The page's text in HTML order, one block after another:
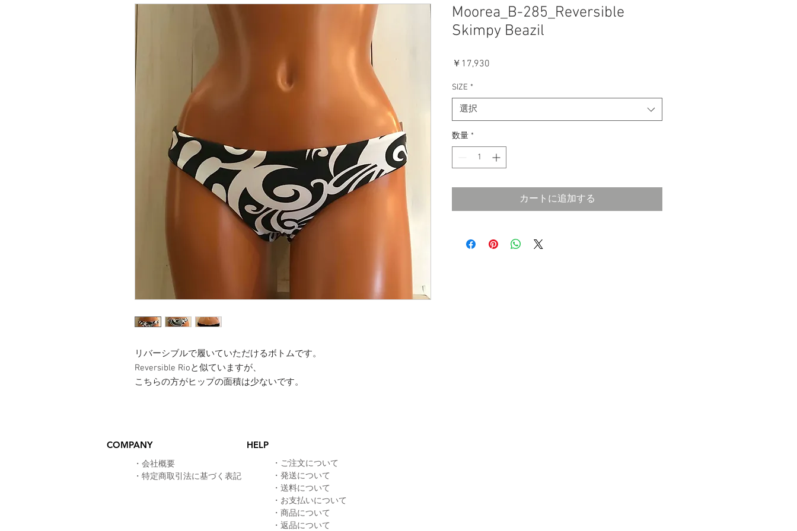
リバーシブルで履いていただけるボトムです。
Reversible Rioと似ていますが、
こちらの方がヒップの面積は少ないです。
Moorea_B-285_Reversible
Skimpy Beazil
￥17,930
SIZE *
選択
数量 *
カートに追加する
COMPANY HELP
​・ 会社概要
・ 特定商取引法に基づく表記
・ ご注文について
・ 発送について
​・ 送料について
・ お支払いについて
・ 商品について
​・ 返品について